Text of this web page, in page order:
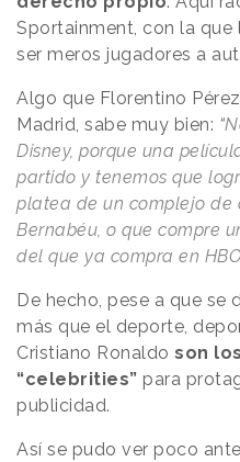
Sportainment, con la
ser meros jugadores a
Algo que Florentino
Madrid, sabe muy bien: “
Disney, porque una
partido y tenemos que
platea de un complejo de
Bernabéu, o que compre
del que ya compra en HBO
De hecho, pese a que se
más que el deporte,
Cristiano Ronaldo son
“celebrities” para
publicidad.
Así se pudo ver poco